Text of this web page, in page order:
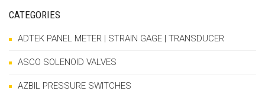
CATEGORIES
ADTEK PANEL METER | STRAIN GAGE | TRANSDUCER
ASCO SOLENOID VALVES
AZBIL PRESSURE SWITCHES